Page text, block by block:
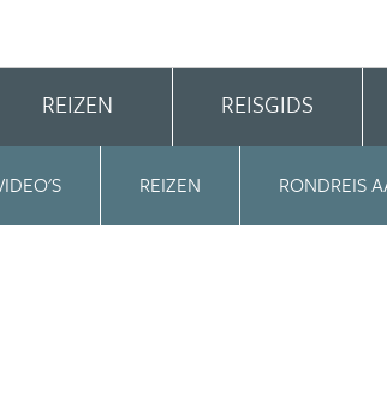
REIZEN REISGIDS
REIZEN RONDREIS